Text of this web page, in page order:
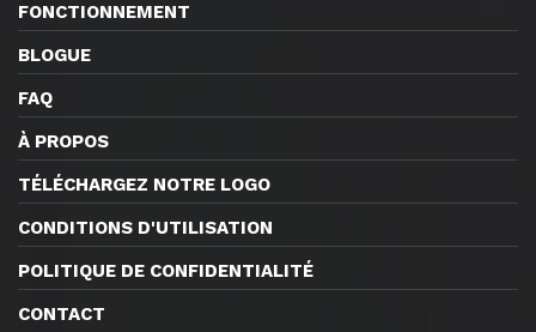
FONCTIONNEMENT
BLOGUE
FAQ
À PROPOS
TÉLÉCHARGEZ NOTRE LOGO
CONDITIONS D'UTILISATION
POLITIQUE DE CONFIDENTIALITÉ
CONTACT